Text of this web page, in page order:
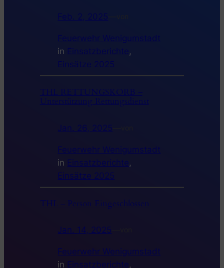
Feb. 2, 2025
Feuerwehr Wenigumstadt
in Einsatzberichte
Einsätze 2025
THL RETTUNGSKORB –
Unterstützung Rettungsdienst
Jan. 26, 2025
Feuerwehr Wenigumstadt
in Einsatzberichte
Einsätze 2025
THL – Person Eingeschlossen
Jan. 14, 2025
Feuerwehr Wenigumstadt
in Einsatzberichte